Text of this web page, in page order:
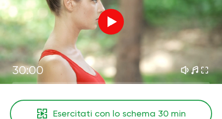
30:00
Esercitati con lo schema 30 min